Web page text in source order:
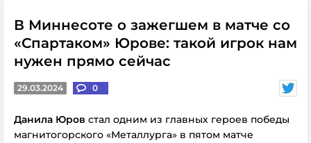
В Миннесоте о зажегшем в матче со
«Спартаком» Юрове: такой игрок нам
нужен прямо сейчас
29.03.2024 0
Данила Юров стал одним из главных героев победы
магнитогорского «Металлурга» в пятом матче